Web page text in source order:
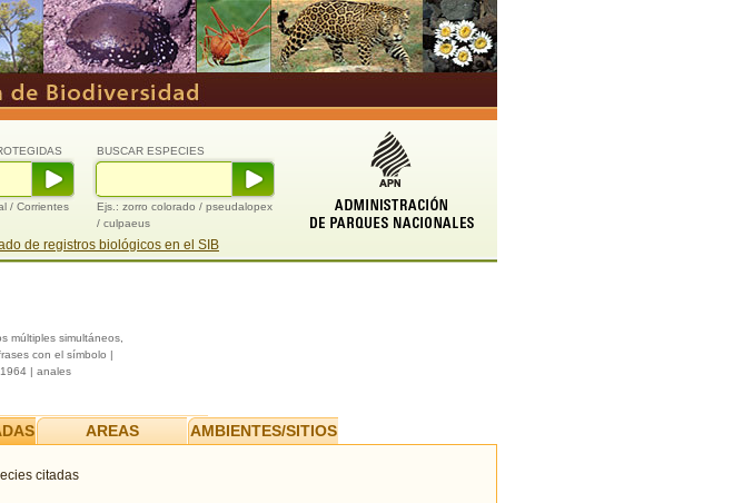
BUSCAR ESPECIES
Ejs.: zorro colorado / pseudalopex
/ culpaeus
/ Corrientes
de registros biológicos en el SIB
múltiples simultáneos,
con el símbolo |
| anales
AREAS AMBIENTES/SITIOS
citadas